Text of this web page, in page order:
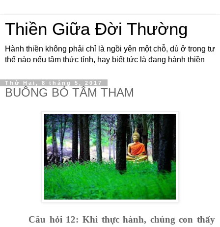
Thiền Giữa Đời Thường
Hành thiền không phải chỉ là ngồi yên một chỗ, dù ở trong tư
thế nào nếu tâm thức tỉnh, hay biết tức là đang hành thiền
Thứ Hai, 8 tháng 5, 2017
BUÔNG BỎ TÂM THAM
Câu hỏi 12: Khi thực hành, chúngcon thấy